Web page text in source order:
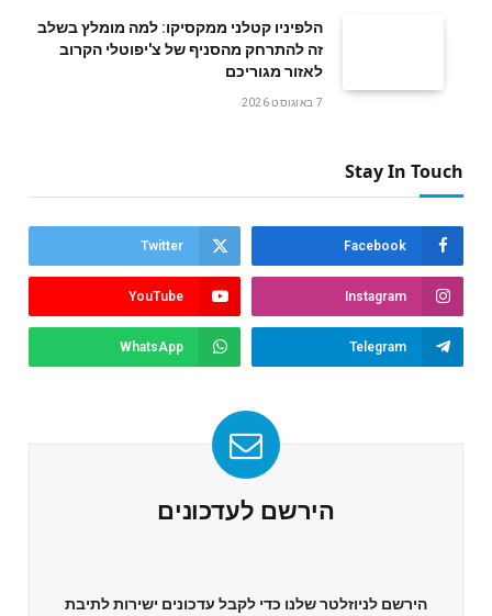
הלפיניו קטלני ממקסיקו: למה מומלץ בשלב
זה להתרחק מהסניף של צ'יפוטלי הקרוב
לאזור מגוריכם
7 באוגוסט 2026
Stay In Touch
Facebook
Twitter
Instagram
YouTube
Telegram
WhatsApp
הירשם לעדכונים
הירשם לניוזלטר שלנו כדי לקבל עדכונים ישירות לתיבת